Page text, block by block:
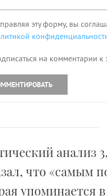
эту форму, вы
на комментарии
анализ
что «самым
упоминается